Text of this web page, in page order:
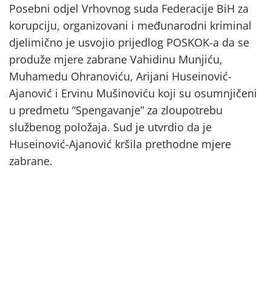
Posebni odjel Vrhovnog suda Federacije BiH za
korupciju, organizovani i međunarodni kriminal
djelimično je usvojio prijedlog POSKOK-a da se
produže mjere zabrane Vahidinu Munjiću,
Muhamedu Ohranoviću, Arijani Huseinović-
Ajanović i Ervinu Mušinoviću koji su osumnjičeni
u predmetu “Spengavanje” za zloupotrebu
službenog položaja. Sud je utvrdio da je
Huseinović-Ajanović kršila prethodne mjere
zabrane.